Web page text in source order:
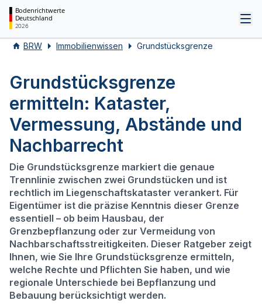
Bodenrichtwerte
Deutschland
2026
BRW Immobilienwissen Grundstücksgrenze
Grundstücksgrenze
ermitteln: Kataster,
Vermessung, Abstände und
Nachbarrecht
Die Grundstücksgrenze markiert die genaue
Trennlinie zwischen zwei Grundstücken und ist
rechtlich im Liegenschaftskataster verankert. Für
Eigentümer ist die präzise Kenntnis dieser Grenze
essentiell – ob beim Hausbau, der
Grenzbepflanzung oder zur Vermeidung von
Nachbarschaftsstreitigkeiten. Dieser Ratgeber zeigt
Ihnen, wie Sie Ihre Grundstücksgrenze ermitteln,
welche Rechte und Pflichten Sie haben, und wie
regionale Unterschiede bei Bepflanzung und
Bebauung berücksichtigt werden.